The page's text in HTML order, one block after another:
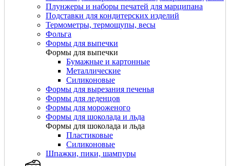
Плунжеры и наборы печатей для марципана
Подставки для кондитерских изделий
Термометры, термощупы, весы
Фольга
Формы для выпечки
Формы для выпечки
Бумажные и картонные
Металлические
Силиконовые
Формы для вырезания печенья
Формы для леденцов
Формы для мороженого
Формы для шоколада и льда
Формы для шоколада и льда
Пластиковые
Силиконовые
Шпажки, пики, шампуры